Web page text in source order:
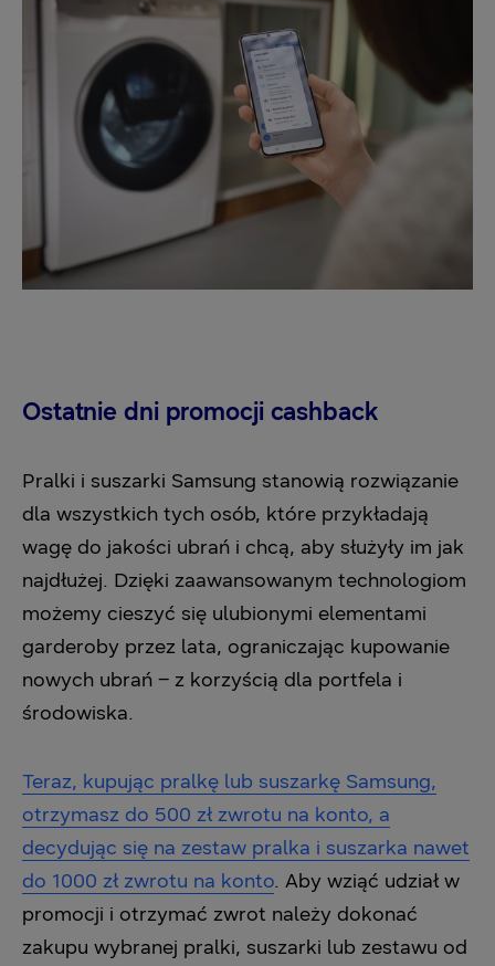
Ostatnie dni promocji cashback
Pralki i suszarki Samsung stanowią rozwiązanie
dla wszystkich tych osób, które przykładają
wagę do jakości ubrań i chcą, aby służyły im jak
najdłużej. Dzięki zaawansowanym technologiom
możemy cieszyć się ulubionymi elementami
garderoby przez lata, ograniczając kupowanie
nowych ubrań – z korzyścią dla portfela i
środowiska.
Teraz, kupując pralkę lub suszarkę Samsung,
otrzymasz do 500 zł zwrotu na konto, a
decydując się na zestaw pralka i suszarka nawet
do 1000 zł zwrotu na konto. Aby wziąć udział w
promocji i otrzymać zwrot należy dokonać
zakupu wybranej pralki, suszarki lub zestawu od